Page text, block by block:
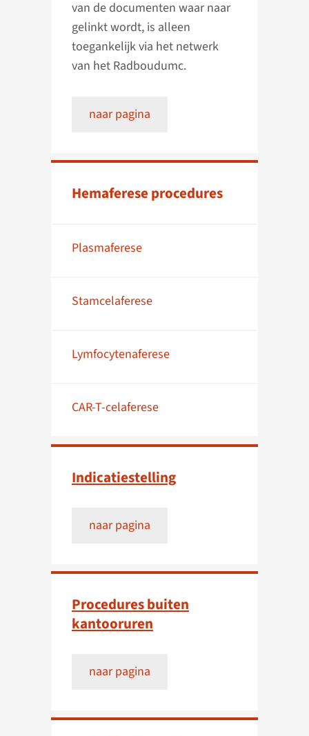
van de documenten waar naar
gelinkt wordt, is alleen
toegankelijk via het netwerk
van het Radboudumc.
naar pagina
Hemaferese procedures
Plasmaferese
Stamcelaferese
Lymfocytenaferese
CAR-T-celaferese
Indicatiestelling
naar pagina
Procedures buiten
kantooruren
naar pagina